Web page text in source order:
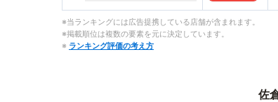
※当ランキングには広告提携している店舗が含まれます。
※掲載順位は複数の要素を元に決定しています。
※ ランキング評価の考え方
佐